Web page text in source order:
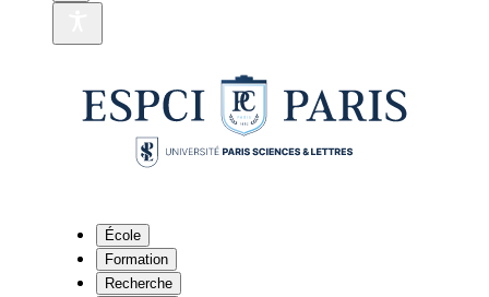
École
Formation
Recherche